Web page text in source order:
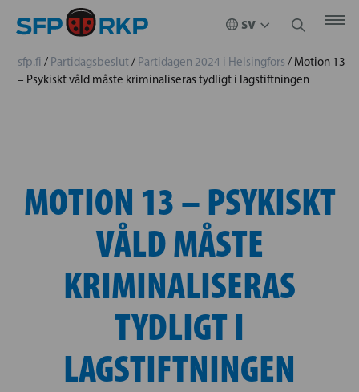
sfp.fi / Partidagsbeslut/ Partidagen 2024 i Helsingfors / Motion 13
– Psykiskt våld måste kriminaliseras tydligt i lagstiftningen
MOTION 13 – PSYKISKT
VÅLD MÅSTE
KRIMINALISERAS
TYDLIGT I
LAGSTIFTNINGEN